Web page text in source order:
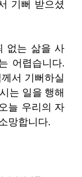
기뻐 받으셨
없는 삶을 사
어렵습니다.
서 기뻐하실
는 일을 행해
늘 우리의 자
망합니다.